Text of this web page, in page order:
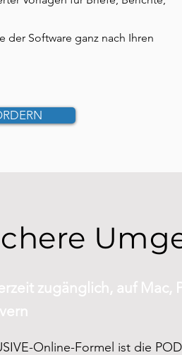
der Software ganz nach Ihren
Online-Formel ist die
zugänglich, auf Mac,